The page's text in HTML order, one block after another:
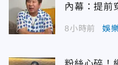
內幕：提前
8小時前 娛